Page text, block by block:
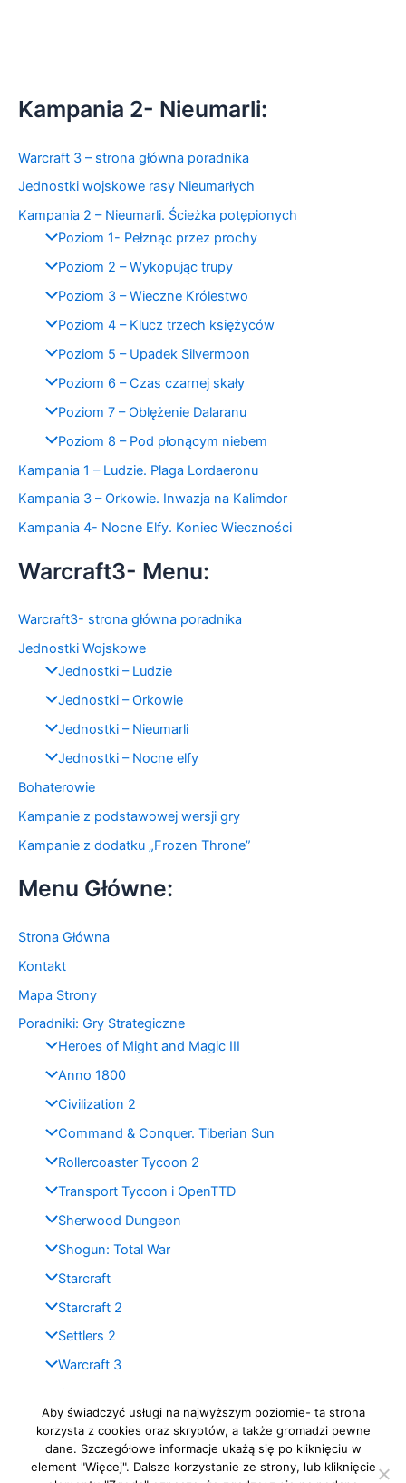
Kampania 2- Nieumarli:
Warcraft 3 – strona główna poradnika
Jednostki wojskowe rasy Nieumarłych
Kampania 2 – Nieumarli. Ścieżka potępionych
Poziom 1- Pełznąc przez prochy
Poziom 2 – Wykopując trupy
Poziom 3 – Wieczne Królestwo
Poziom 4 – Klucz trzech księżyców
Poziom 5 – Upadek Silvermoon
Poziom 6 – Czas czarnej skały
Poziom 7 – Oblężenie Dalaranu
Poziom 8 – Pod płonącym niebem
Kampania 1 – Ludzie. Plaga Lordaeronu
Kampania 3 – Orkowie. Inwazja na Kalimdor
Kampania 4- Nocne Elfy. Koniec Wieczności
Warcraft3- Menu:
Warcraft3- strona główna poradnika
Jednostki Wojskowe
Jednostki – Ludzie
Jednostki – Orkowie
Jednostki – Nieumarli
Jednostki – Nocne elfy
Bohaterowie
Kampanie z podstawowej wersji gry
Kampanie z dodatku „Frozen Throne”
Menu Główne:
Strona Główna
Kontakt
Mapa Strony
Poradniki: Gry Strategiczne
Heroes of Might and Magic III
Anno 1800
Civilization 2
Command & Conquer. Tiberian Sun
Rollercoaster Tycoon 2
Transport Tycoon i OpenTTD
Sherwood Dungeon
Shogun: Total War
Starcraft
Starcraft 2
Settlers 2
Warcraft 3
Gry Defence
Blog
Aby świadczyć usługi na najwyższym poziomie- ta strona
korzysta z cookies oraz skryptów, a także gromadzi pewne
dane. Szczegółowe informacje ukażą się po kliknięciu w
element "Więcej". Dalsze korzystanie ze strony, lub kliknięcie